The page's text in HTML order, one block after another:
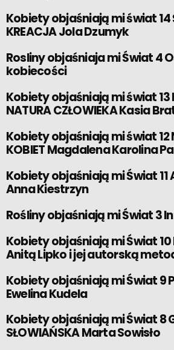
Kobiety objaśniają mi świat 14
KREACJA Jola Dzumyk
Rosliny objaśniaja mi Świat 4
kobiecości
Kobiety objaśniają mi świat 13
NATURA CZŁOWIEKA Kasia
Kobiety objaśniają mi świat 12
KOBIET Magdalena Karolina
Kobiety objaśniają mi Świat 11
Anna Kiestrzyn
Rośliny objaśniają mi Świat 3
Kobiety objaśniają mi Świat 10
Anitą Lipko i jej autorską
Kobiety objaśniają mi Świat 9
Ewelina Kudela
Kobiety objaśniają mi Świat 8
SŁOWIAŃSKA Marta Sowisło